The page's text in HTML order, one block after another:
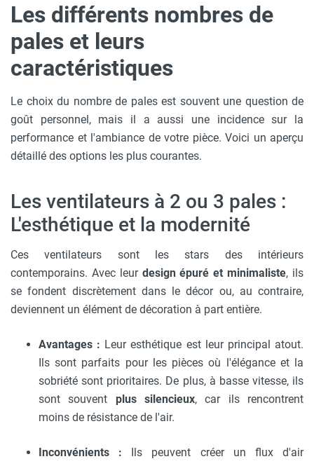
Les différents nombres de
pales et leurs
caractéristiques
Le choix du nombre de pales est souvent une question de
goût personnel, mais il a aussi une incidence sur la
performance et l'ambiance de votre pièce. Voici un aperçu
détaillé des options les plus courantes.
Les ventilateurs à 2 ou 3 pales :
L'esthétique et la modernité
Ces ventilateurs sont les stars des intérieurs
contemporains. Avec leur design épuré et minimaliste, ils
se fondent discrètement dans le décor ou, au contraire,
deviennent un élément de décoration à part entière.
Avantages : Leur esthétique est leur principal atout.
Ils sont parfaits pour les pièces où l'élégance et la
sobriété sont prioritaires. De plus, à basse vitesse, ils
sont souvent plus silencieux, car ils rencontrent
moins de résistance de l'air.
Inconvénients : Ils peuvent créer un flux d'air